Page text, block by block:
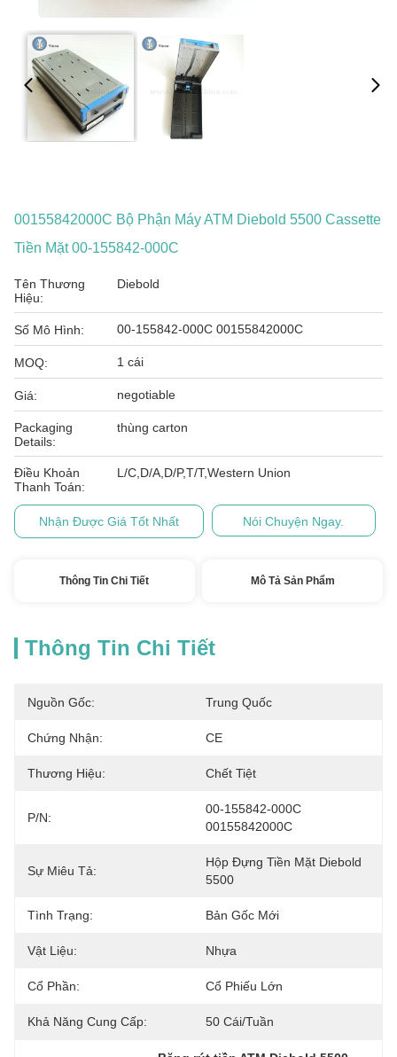
00155842000C Bộ Phận Máy ATM Diebold 5500 Cassette
Tiền Mặt 00-155842-000C
Tên Thương
Hiệu:
Diebold
Số Mô Hình: 00-155842-000C 00155842000C
MOQ: 1 cái
Giá: negotiable
Packaging
Details:
thùng carton
Điều Khoản
Thanh Toán:
L/C,D/A,D/P,T/T,Western Union
Nhận Được Giá Tốt Nhất Nói Chuyện Ngay.
Thông Tin Chi Tiết Mô Tả Sản Phẩm
Thông Tin Chi Tiết
Nguồn Gốc: Trung Quốc
Chứng Nhận: CE
Thương Hiệu: Chết Tiệt
P/N:
00-155842-000C
00155842000C
Sự Miêu Tả:
Hộp Đựng Tiền Mặt Diebold
5500
Tình Trạng: Bản Gốc Mới
Vật Liệu: Nhựa
Cổ Phần: Cổ Phiếu Lớn
Khả Năng Cung Cấp: 50 Cái/tuần